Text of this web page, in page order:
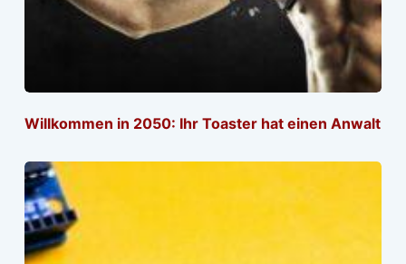
Willkommen in 2050: Ihr Toaster hat einen Anwalt